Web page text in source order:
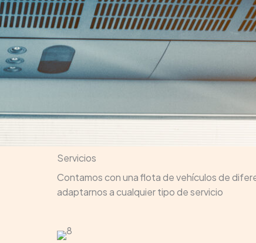
Servicios
Contamos con una flota de vehículos de
adaptarnos a cualquier tipo de servicio